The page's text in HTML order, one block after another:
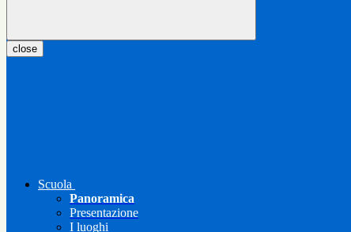
close
Scuola
Panoramica
Presentazione
I luoghi